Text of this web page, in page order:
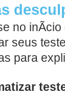
no
seus
para